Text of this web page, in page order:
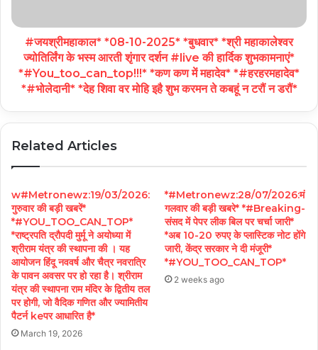
#जयश्रीमहाकाल* *08-10-2025* *बुधवार* *श्री महाकालेश्वर
ज्योतिर्लिंग के भस्म आरती शृंगार दर्शन #live की हार्दिक शुभकामनाएं*
*#You_too_can_top!!!* *कण कण में महादेव* *#हरहरमहादेव*
*#भोलेदानी* *देह शिवा वर मोहि इहै शुभ करमन ते कबहूं न टरौं न डरौं*
Related Articles
w#Metronewz:19/03/2026:
गुरुवार की बड़ी खबरें*
*#YOU_TOO_CAN_TOP*
*राष्ट्रपति द्रौपदी मुर्मू ने अयोध्या में
श्रीराम यंत्र की स्थापना की । यह
आयोजन हिंदू नववर्ष और चैत्र नवरात्रि
के पावन अवसर पर हो रहा है। श्रीराम
यंत्र की स्थापना राम मंदिर के द्वितीय तल
पर होगी, जो वैदिक गणित और ज्यामितीय
पैटर्न keपर आधारित है*
March 19, 2026
*#Metronewz:28/07/2026:मं
गलवार की बड़ी खबरे* *#Breaking-
संसद में पेपर लीक बिल पर चर्चा जारी*
*अब 10-20 रुपए के प्लास्टिक नोट होंगे
जारी, केंद्र सरकार ने दी मंजूरी*
*#YOU_TOO_CAN_TOP*
2 weeks ago